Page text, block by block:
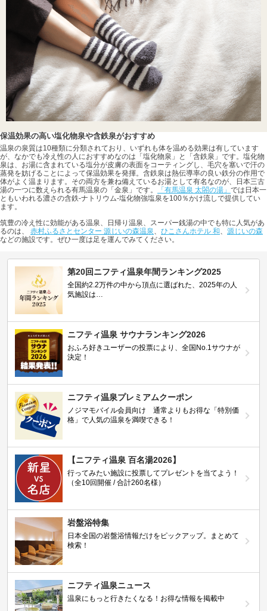
保温効果の高い塩化物泉や含鉄泉がおすすめ
温泉の泉質は10種類に分類されており、いずれも体を温める効果は有しています
が、なかでも冷え性の人におすすめなのは「塩化物泉」と「含鉄泉」です。塩化物
泉は、お湯に含まれている塩分が皮膚の表面をコーティングし、毛穴を塞いで汗の
蒸発を妨げることによって保温効果を発揮。含鉄泉は熱伝導率の良い鉄分の作用で
体がよく温まります。その両方を兼ね備えているお湯として有名なのが、日本三古
湯の一つに数えられる有馬温泉の「金泉」です。
「有馬温泉 太閤の湯」 では日本一
ともいわれる濃さの含鉄-ナトリウム-塩化物強塩泉を100％かけ流しで提供してい
ます。
筑豊の冷え性に効能がある温泉、日帰り温泉、スーパー銭湯の中でも特に人気があ
るのは、 赤村ふるさとセンター 源じいの森温泉、 ひこさんホテル 和、 源じいの森
などの施設です。ぜひ一度は足を運んでみてください。
第20回ニフティ温泉年間ランキング2025
全国約2.2万件の中から頂点に選ばれた、2025年の人
気施設は…
ニフティ温泉 サウナランキング2026
おふろ好きユーザーの投票により、全国No.1サウナが
決定！
ニフティ温泉プレミアムクーポン
ノジマモバイル会員向け 通常よりもお得な「特別価
格」で人気の温泉を満喫できる！
【ニフティ温泉 百名湯2026】
行ってみたい施設に投票してプレゼントを当てよう！
（全10回開催 / 合計260名様）
岩盤浴特集
日本全国の岩盤浴情報だけをピックアップ。まとめて
検索！
ニフティ温泉ニュース
温泉にもっと行きたくなる！お得な情報を掲載中